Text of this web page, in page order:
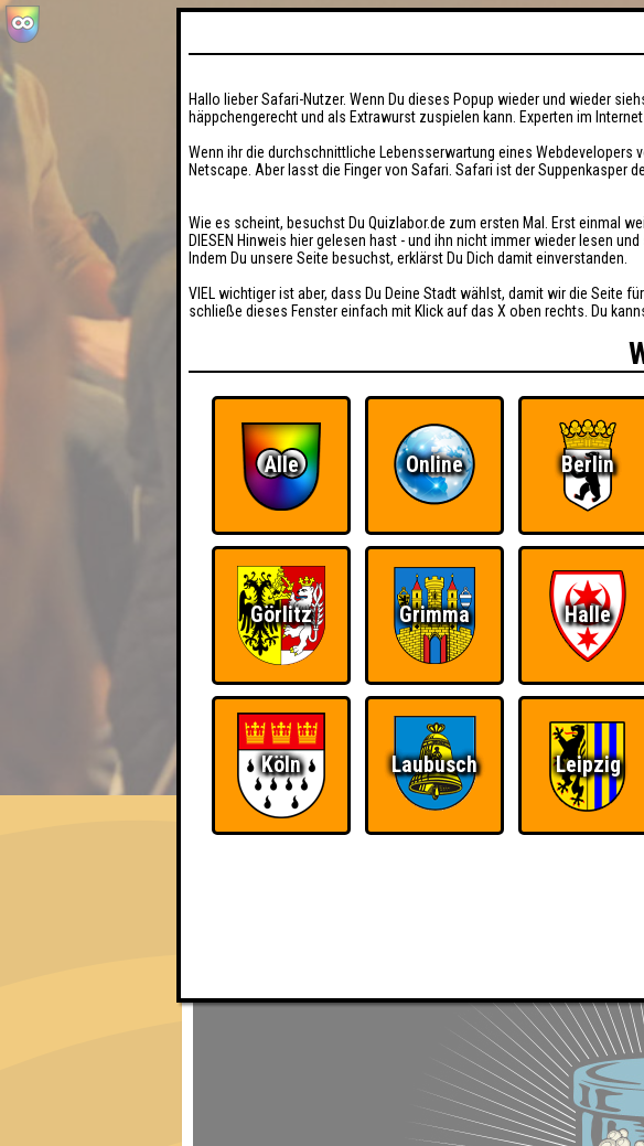
EVENTS HIGHSCORE
Seitenquiz 56
Campus OpenAir 2013 - Laut gegen Nazis · 29.05.2013 ·
Hallo lieber Safari-Nutzer. Wenn Du dieses Popup wieder und wieder
häppchengerecht und als Extrawurst zuspielen kann. Experten im
Wenn ihr die durchschnittliche Lebensserwartung eines Webdevelopers
Netscape. Aber lasst die Finger von Safari. Safari ist der Suppenkasper
Wie es scheint, besuchst Du Quizlabor.de zum ersten Mal. Erst einmal
DIESEN Hinweis hier gelesen hast - und ihn nicht immer wieder lesen
Indem Du unsere Seite besuchst, erklärst Du Dich damit einverstanden.
VIEL wichtiger ist aber, dass Du Deine Stadt wählst, damit wir die Seite
schließe dieses Fenster einfach mit Klick auf das X oben rechts. Du
Alle Online Berlin
Görlitz Grimma Halle
Köln Laubusch Leipzig